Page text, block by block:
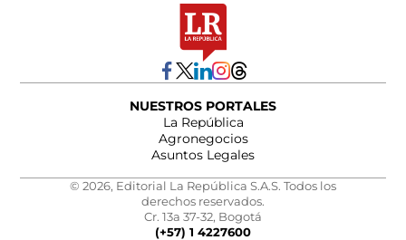
NUESTROS PORTALES
La República
Agronegocios
Asuntos Legales
© 2026, Editorial La República S.A.S. Todos los
derechos reservados.
Cr. 13a 37-32, Bogotá
(+57) 1 4227600